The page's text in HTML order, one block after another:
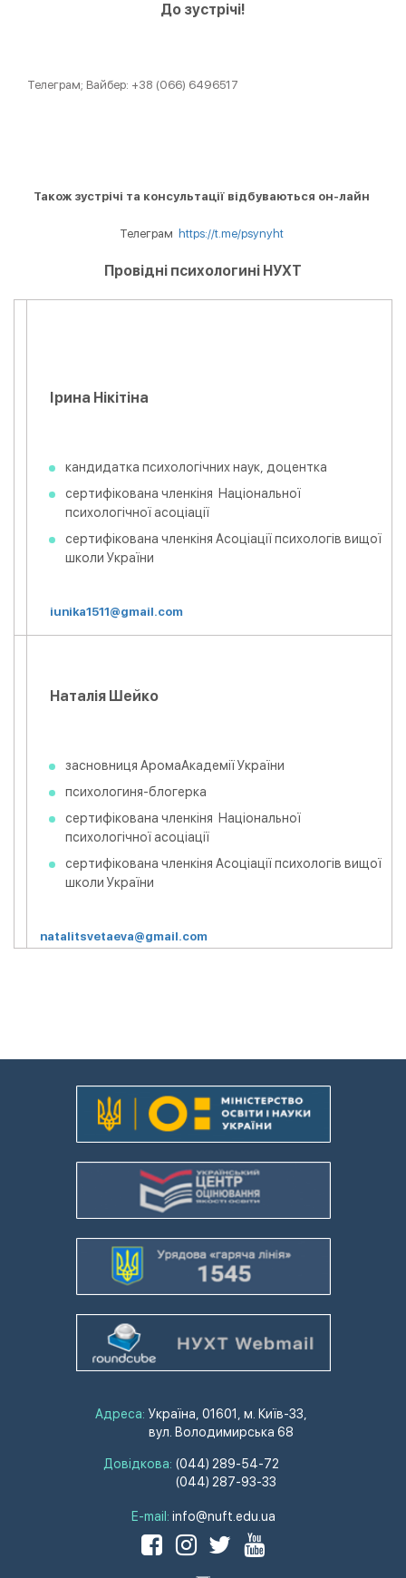
До зустрічі!
Телеграм; Вайбер: +38 (066) 6496517
Також зустрічі та консультації відбуваються он-лайн
Телеграм https://t.me/psynyht
Провідні психологині НУХТ
Ірина Нікітіна
кандидатка психологічних наук, доцентка
сертифікована членкіня Національної
психологічної асоціації
сертифікована членкіня Асоціації психологів вищої
школи України
iunika1511@gmail.com
Наталія Шейко
засновниця АромаАкадемії України
психологиня-блогерка
сертифікована членкіня Національної
психологічної асоціації
сертифікована членкіня Асоціації психологів вищої
школи України
natalitsvetaeva@gmail.com
Адреса: Україна, 01601, м. Київ-33,
вул. Володимирська 68
Довідкова: (044) 289-54-72
(044) 287-93-33
E-mail: info@nuft.edu.ua